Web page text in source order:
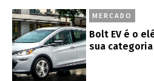
MERCADO
Bolt EV é o
sua